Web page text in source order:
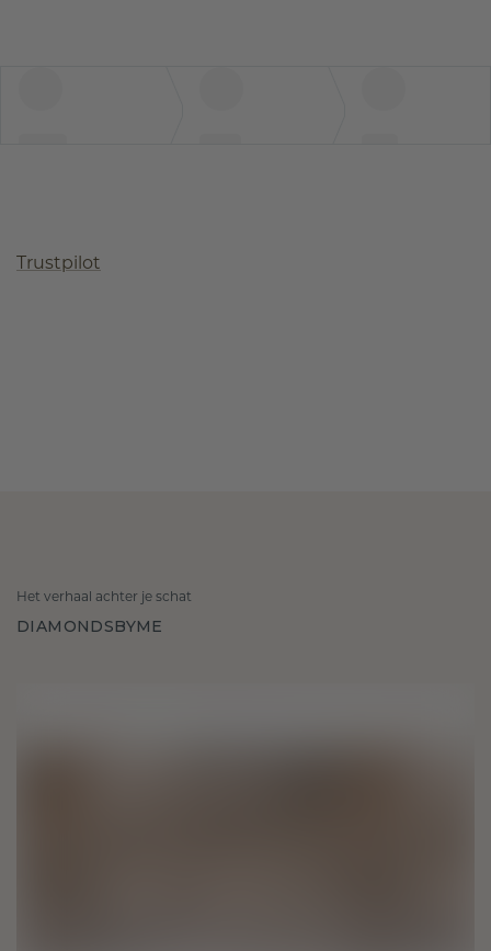
Trustpilot
Het verhaal achter je schat
DIAMONDSBYME